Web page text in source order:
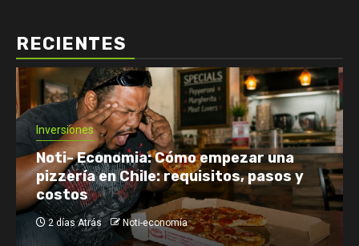
RECIENTES
Economía: Noticias Emprendimiento y Negocios
Finanzas: Noticias y Consejos Inversiones
Netflix enfrenta el reto de retener a
su audiencia
2 días Atrás Noti-economía